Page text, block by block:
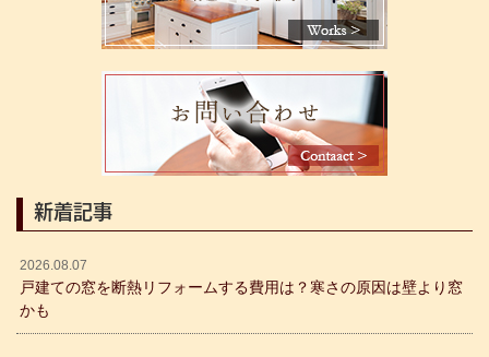
新着記事
2026.08.07
戸建ての窓を断熱リフォームする費用は？寒さの原因は壁より窓
かも